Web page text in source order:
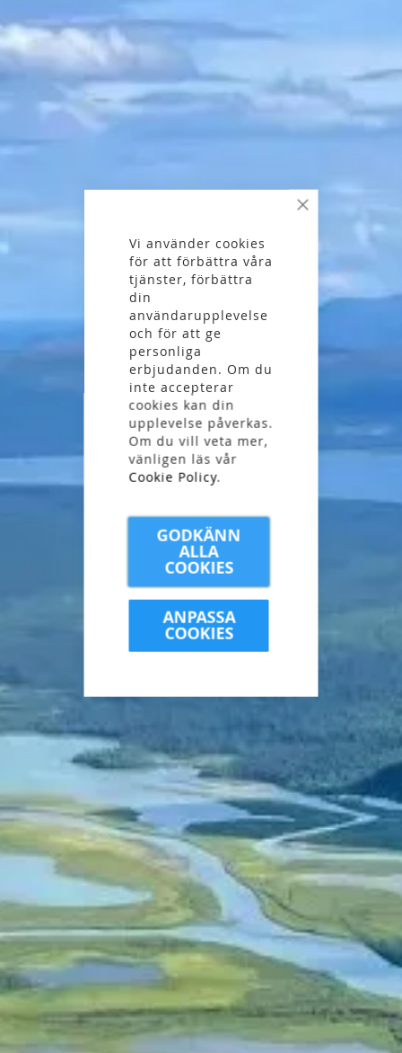
Stäng
Vi använder cookies
för att förbättra våra
tjänster, förbättra
din
användarupplevelse
och för att ge
personliga
erbjudanden. Om du
inte accepterar
cookies kan din
upplevelse påverkas.
Om du vill veta mer,
vänligen läs vår
Cookie Policy.
GODKÄNN
ALLA
COOKIES
ANPASSA
COOKIES